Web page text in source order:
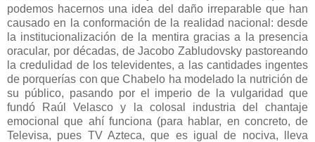
podemos hacernos una idea del daño irreparable que han
causado en la conformación de la realidad nacional: desde
la institucionalización de la mentira gracias a la presencia
oracular, por décadas, de Jacobo Zabludovsky pastoreando
la credulidad de los televidentes, a las cantidades ingentes
de porquerías con que Chabelo ha modelado la nutrición de
su público, pasando por el imperio de la vulgaridad que
fundó Raúl Velasco y la colosal industria del chantaje
emocional que ahí funciona (para hablar, en concreto, de
Televisa, pues TV Azteca, que es igual de nociva, lleva